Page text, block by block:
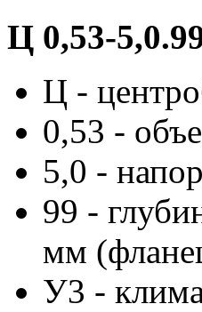
Ц 0,53-
Ц -
0,53 -
5,0 -
99 -
мм
У3 -